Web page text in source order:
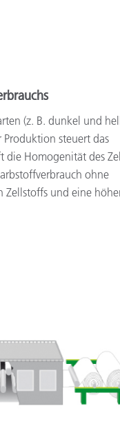
(z. B. dunkel und
steuert das
die Homogenität des
ohne
Zellstoffs und eine